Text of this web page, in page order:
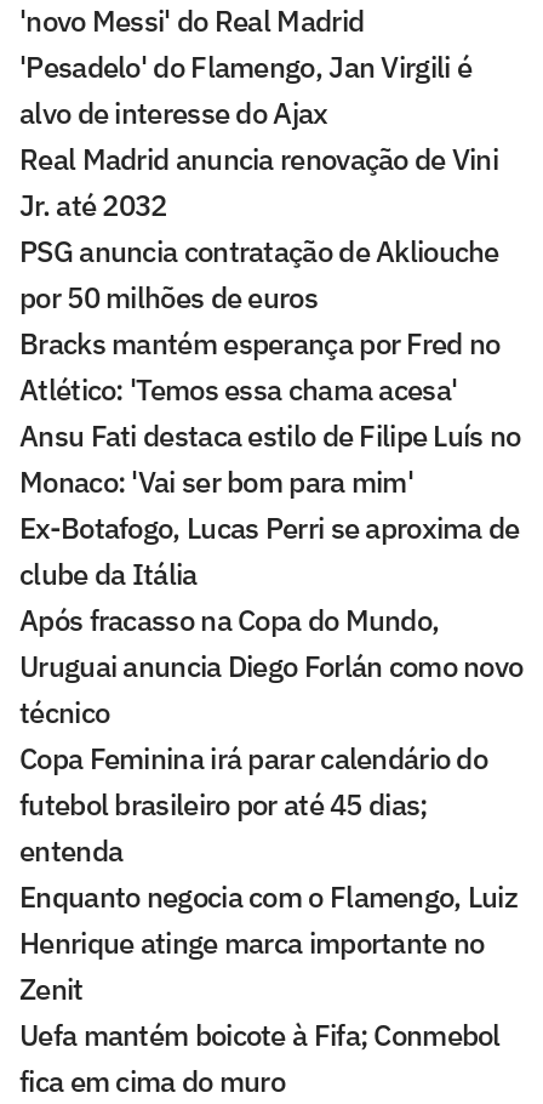
'novo Messi' do Real Madrid
'Pesadelo' do Flamengo, Jan Virgili é
alvo de interesse do Ajax
Real Madrid anuncia renovação de Vini
Jr. até 2032
PSG anuncia contratação de Akliouche
por 50 milhões de euros
Bracks mantém esperança por Fred no
Atlético: 'Temos essa chama acesa'
Ansu Fati destaca estilo de Filipe Luís no
Monaco: 'Vai ser bom para mim'
Ex-Botafogo, Lucas Perri se aproxima de
clube da Itália
Após fracasso na Copa do Mundo,
Uruguai anuncia Diego Forlán como novo
técnico
Copa Feminina irá parar calendário do
futebol brasileiro por até 45 dias;
entenda
Enquanto negocia com o Flamengo, Luiz
Henrique atinge marca importante no
Zenit
Uefa mantém boicote à Fifa; Conmebol
fica em cima do muro